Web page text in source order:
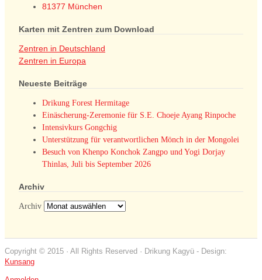
81377 München
Karten mit Zentren zum Download
Zentren in Deutschland
Zentren in Europa
Neueste Beiträge
Drikung Forest Hermitage
Einäscherung-Zeremonie für S.E. Choeje Ayang Rinpoche
Intensivkurs Gongchig
Unterstützung für verantwortlichen Mönch in der Mongolei
Besuch von Khenpo Konchok Zangpo und Yogi Dorjay
Thinlas, Juli bis September 2026
Archiv
Archiv
Copyright © 2015 · All Rights Reserved · Drikung Kagyü - Design:
Kunsang